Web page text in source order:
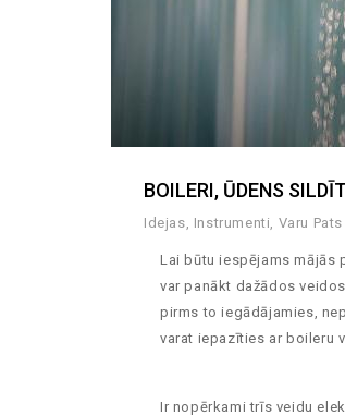
BOILERI, ŪDENS
Idejas, Instrumenti, Varu Pats
Lai būtu iespējams mājās
var panākt dažādos
pirms to iegādājamies,
varat iepazīties ar boileru
Ir nopērkami trīs veidu